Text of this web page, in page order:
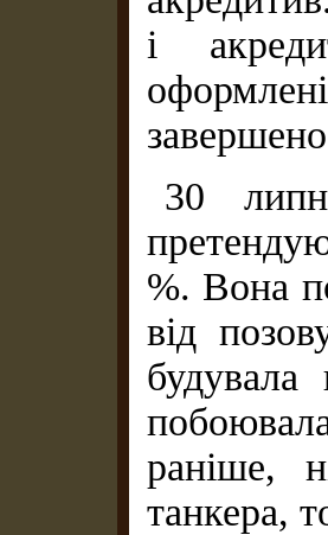
і
30
%. Вона
від
раніше,
танкера,